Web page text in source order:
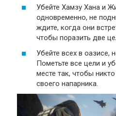
Убейте Хамзу Хана и
одновременно, не
ждите, когда они
чтобы поразить две
Убейте всех в оазисе,
Пометьте все цели и
месте так, чтобы
своего напарника.